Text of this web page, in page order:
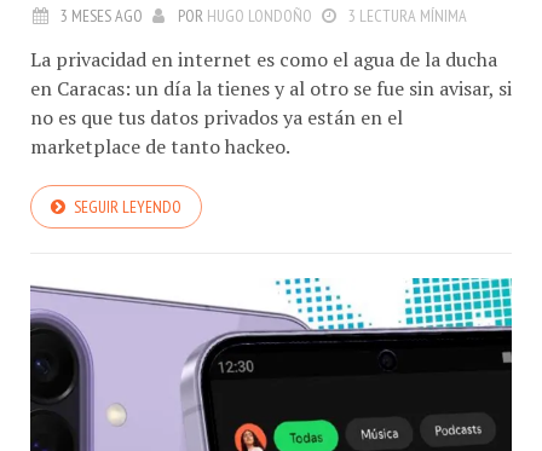
3 MESES AGO POR HUGO LONDOÑO 3 LECTURA MÍNIMA
La privacidad en internet es como el agua de la ducha
en Caracas: un día la tienes y al otro se fue sin avisar, si
no es que tus datos privados ya están en el
marketplace de tanto hackeo.
SEGUIR LEYENDO